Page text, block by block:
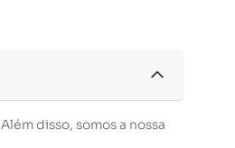
Além disso, somos a nossa